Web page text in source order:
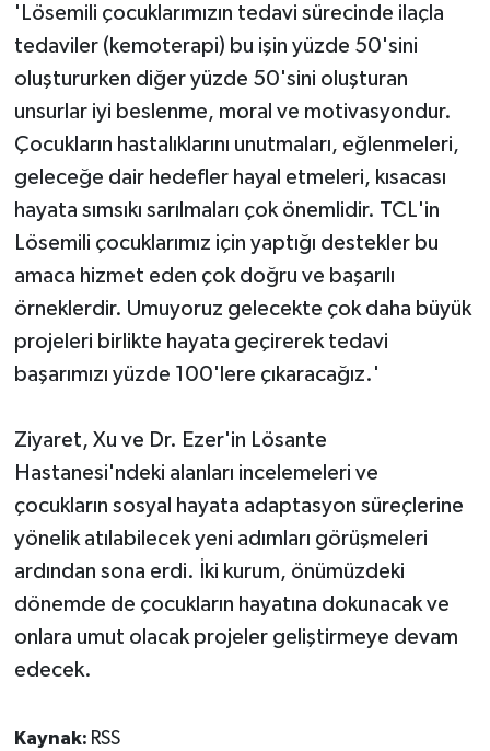
'Lösemili çocuklarımızın tedavi sürecinde ilaçla
tedaviler (kemoterapi) bu işin yüzde 50'sini
oluştururken diğer yüzde 50'sini oluşturan
unsurlar iyi beslenme, moral ve motivasyondur.
Çocukların hastalıklarını unutmaları, eğlenmeleri,
geleceğe dair hedefler hayal etmeleri, kısacası
hayata sımsıkı sarılmaları çok önemlidir. TCL'in
Lösemili çocuklarımız için yaptığı destekler bu
amaca hizmet eden çok doğru ve başarılı
örneklerdir. Umuyoruz gelecekte çok daha büyük
projeleri birlikte hayata geçirerek tedavi
başarımızı yüzde 100'lere çıkaracağız.'
Ziyaret, Xu ve Dr. Ezer'in Lösante
Hastanesi'ndeki alanları incelemeleri ve
çocukların sosyal hayata adaptasyon süreçlerine
yönelik atılabilecek yeni adımları görüşmeleri
ardından sona erdi. İki kurum, önümüzdeki
dönemde de çocukların hayatına dokunacak ve
onlara umut olacak projeler geliştirmeye devam
edecek.
Kaynak: RSS